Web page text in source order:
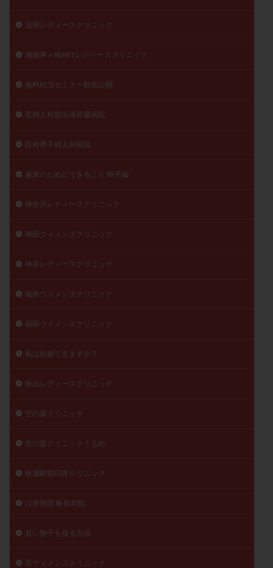
浅田レディースクリニック
湘南茅ヶ崎ARTレディースクリニック
無料妊活セミナー動画公開
産婦人科舘出張佐藤病院
田村秀子婦人科医院
着床のためにできること 卵子編
神奈川レディースクリニック
神田ウィメンズクリニック
神谷レディースクリニック
福井ウィメンズクリニック
福田ウイメンズクリニック
私は妊娠できますか？
秋山レディースクリニック
空の森クリニック
空の森クリニックくるめ
綾瀬駅前臼井クリニック
臼井医院 亀有本院
良い卵子を採る方法
英ウィメンズクリニック